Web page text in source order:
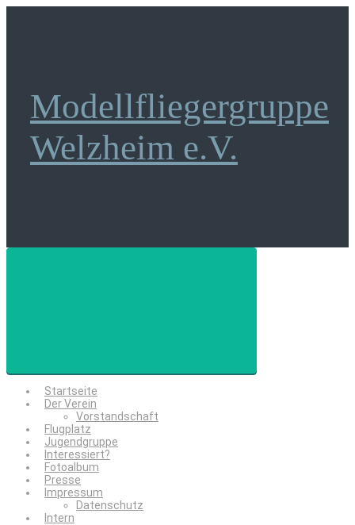
Modellfliegergruppe
Welzheim e.V.
Startseite
Der Verein
Vorstandschaft
Flugplatz
Jugendgruppe
Interessiert?
Fotoalbum
Presse
Impressum
Datenschutz
Intern